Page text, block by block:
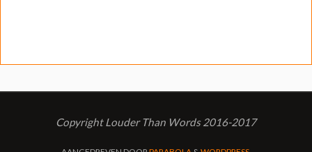
Copyright Louder Than Words 2016-2017